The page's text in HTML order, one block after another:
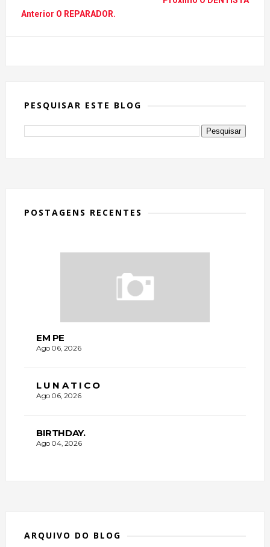
Anterior O REPARADOR.
PESQUISAR ESTE BLOG
POSTAGENS RECENTES
EM PE
Ago 06, 2026
L U N A T I C O
Ago 06, 2026
BIRTHDAY.
Ago 04, 2026
ARQUIVO DO BLOG